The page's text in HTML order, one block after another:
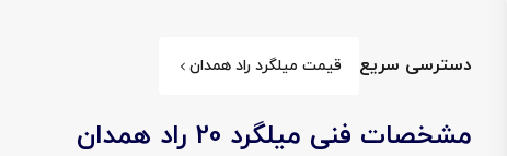
دسترسی سریع قیمت میلگرد راد همدان
مشخصات فنی میلگرد 20 راد همدان